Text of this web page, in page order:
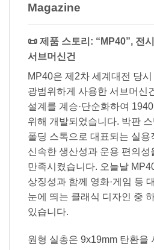
Magazine
📜 제품 스토리: “MP40”, 전
서브머신건
MP40은 제2차 세계대전 당시
광범위하게 사용한 서브머신
설계를 계승·단순화하여
위해 개발되었습니다. 박판
폴딩 스톡으로 대표되는 실용
신속한 생산성과 운용 편의성
만족시켰습니다. 오늘날
상징성과 함께 영화·게임 등
눈에 띄는 클래식 디자인 중
있습니다.
원형 실총은 9x19mm 탄환을